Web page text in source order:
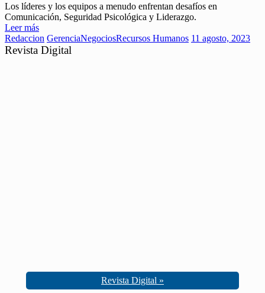
Los líderes y los equipos a menudo enfrentan desafíos en
Comunicación, Seguridad Psicológica y Liderazgo.
Leer más
Redaccion GerenciaNegociosRecursos Humanos 11 agosto, 2023
Revista Digital
Revista Digital »